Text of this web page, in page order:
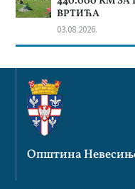
ВРТИЋА
03.08.2026.
Општина